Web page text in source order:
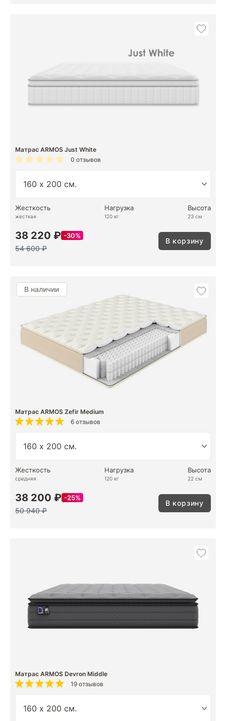
Матрас ARMOS Just White
0 отзывов
Жесткость
жесткая
Нагрузка
120 кг
Высота
23 см
38 220 ₽ 30%
54 600 ₽
В корзину
В наличии
Матрас ARMOS Zefir Medium
6 отзывов
Жесткость
средняя
Нагрузка
120 кг
Высота
22 см
38 200 ₽ 25%
50 940 ₽
В корзину
Матрас ARMOS Devron Middle
19 отзывов